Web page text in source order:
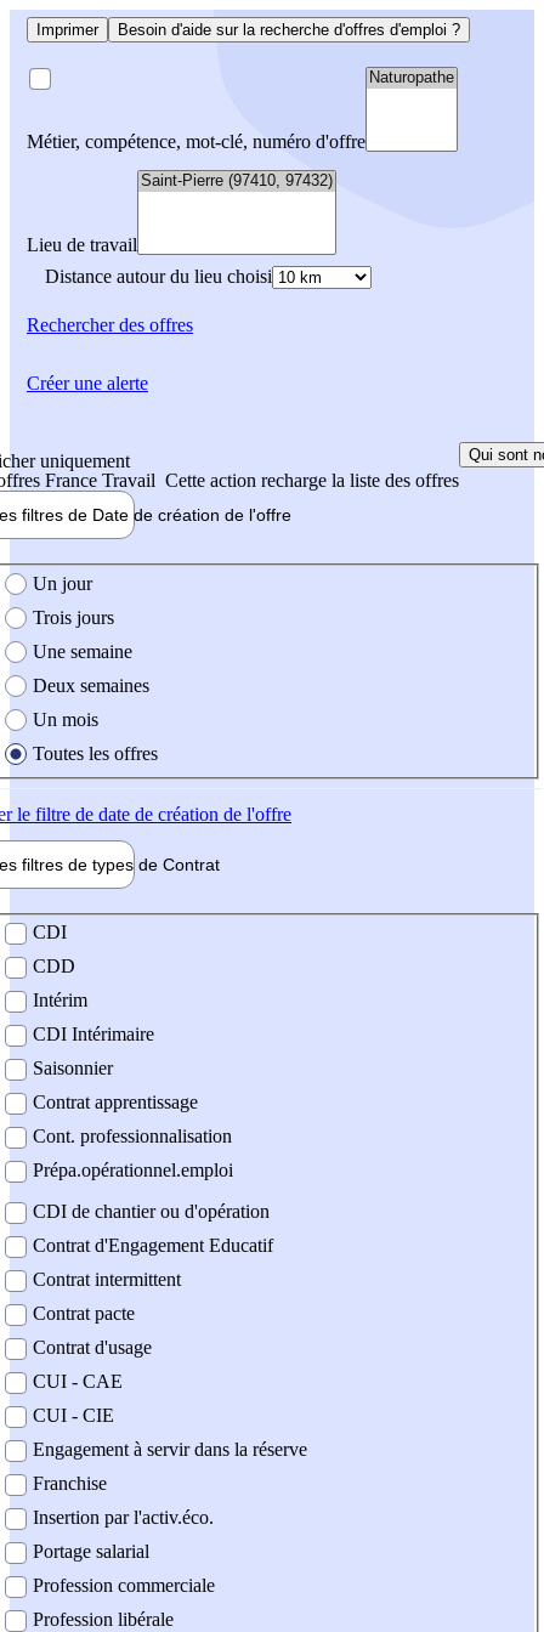
Imprimer Besoin d'aide sur la recherche d'offres d'emploi ?
Métier, compétence, mot-clé, numéro d'offre
Lieu de travail
Distance autour du lieu choisi
Rechercherdes offres
uniquement
France Travail Cette action recharge la liste des offres
Qui sont
filtres de Date de création de l'offre
création de l'offre
Un jour
Trois jours
Une semaine
Deux semaines
Un mois
Toutes les offres
le filtre de date de création de l'offre
filtres de types de Contrat
contrat
CDI
CDD
Intérim
CDI Intérimaire
Saisonnier
Contrat apprentissage
Cont. professionnalisation
Prépa.opérationnel.emploi
CDI de chantier ou d'opération
Contrat d'Engagement Educatif
Contrat intermittent
Contrat pacte
Contrat d'usage
CUI - CAE
CUI - CIE
Engagement à servir dans la réserve
Franchise
Insertion par l'activ.éco.
Portage salarial
Profession commerciale
Profession libérale
Créer une alerte